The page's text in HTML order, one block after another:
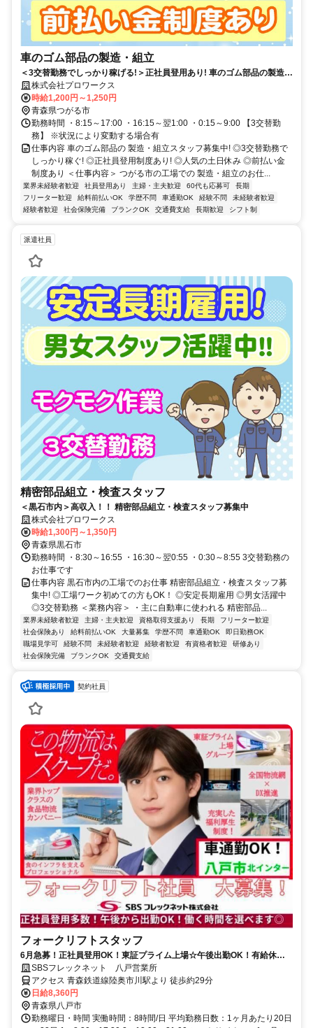
車のゴム部品の製造・組立
＜3交替勤務でしっかり稼げる!＞正社員登用あり! 車のゴム部品の製造・
組立スタッフ募集中！
株式会社プロワークス
時給1,200円～1,250円
青森県つがる市
勤務時間 ・8:15～17:00 ・16:15～翌1:00 ・0:15～9:00 【3交替勤
務】 ※状況により変動する場合有
仕事内容 車のゴム部品の 製造・組立スタッフ募集中! ◎3交替勤務で
しっかり稼ぐ! ◎正社員登用制度あり! ◎人気の土日休み ◎前払い金
制度あり ＜仕事内容＞ つがる市の工場での 製造・組立のお仕...
業界未経験者歓迎 社員登用あり 主婦・主夫歓迎 60代も応募可
長期
フリーター歓迎
給料前払いOK 学歴不問 車通勤OK 経験不問
未経験者歓迎
経験者歓迎
社会保険完備 ブランクOK 交通費支給 長期歓迎 シフト制
派遣社員
精密部品組立・検査スタッフ
＜黒石市内＞高収入！！ 精密部品組立・検査スタッフ募集中
株式会社プロワークス
時給1,300円～1,350円
青森県黒石市
勤務時間 ・8:30～16:55 ・16:30～翌0:55 ・0:30～8:55 3交替勤務の
お仕事です
仕事内容 黒石市内の工場でのお仕事 精密部品組立・検査スタッフ募
集中! ◎工場ワーク初めての方もOK！ ◎安定長期雇用 ◎男女活躍中
◎3交替勤務 ＜業務内容＞ ・主に自動車に使われる 精密部品...
業界未経験者歓迎 主婦・主夫歓迎 資格取得支援あり 長期
フリーター歓迎
社会保険あり
給料前払いOK 大量募集 学歴不問 車通勤OK
即日勤務OK
職場見学可
経験不問 未経験者歓迎 経験者歓迎 有資格者歓迎
研修あり
社会保険完備
ブランクOK 交通費支給
契約社員
フォークリフトスタッフ
6月急募！正社員登用OK！東証プライム上場☆午後出勤OK！有給休暇
取りやすい◎
SBSフレックネット 八戸営業所
アクセス 青森鉄道線陸奥市川駅より 徒歩約29分
日給8,360円
青森県八戸市
勤務曜日・時間 実働時間：8時間/日 平均勤務日数：1ヶ月あたり20日